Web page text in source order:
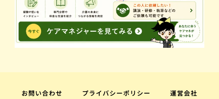
お問い合わせ プライバシーポリシー 運営会社